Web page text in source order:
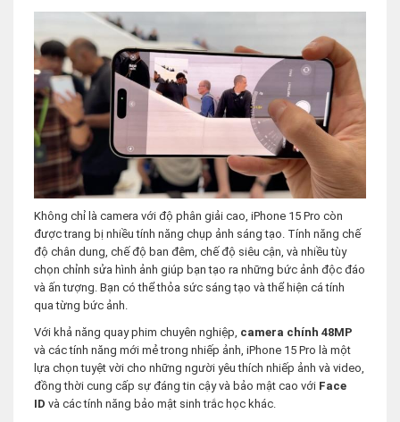
Không chỉ là camera với độ phân giải cao, iPhone 15 Pro còn
được trang bị nhiều tính năng chụp ảnh sáng tạo. Tính năng chế
độ chân dung, chế độ ban đêm, chế độ siêu cận, và nhiều tùy
chọn chỉnh sửa hình ảnh giúp bạn tạo ra những bức ảnh độc đáo
và ấn tượng. Bạn có thể thỏa sức sáng tạo và thể hiện cá tính
qua từng bức ảnh.
Với khả năng quay phim chuyên nghiệp, camera chính 48MP
và các tính năng mới mẻ trong nhiếp ảnh, iPhone 15 Pro là một
lựa chọn tuyệt vời cho những người yêu thích nhiếp ảnh và video,
đồng thời cung cấp sự đáng tin cậy và bảo mật cao với Face
ID và các tính năng bảo mật sinh trắc học khác.